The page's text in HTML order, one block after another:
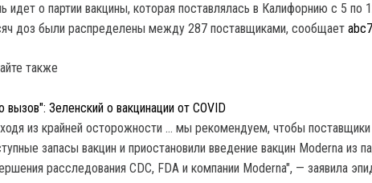
идет о партии вакцины, которая поставлялась в Калифорнию с 5 по
доз были распределены между 287 поставщиками, сообщает
также
вызов": Зеленский о вакцинации от COVID
из крайней осторожности … мы рекомендуем, чтобы поставщики
запасы вакцин и приостановили введение вакцин Moderna из
расследования CDC, FDA и компании Moderna", — заявила